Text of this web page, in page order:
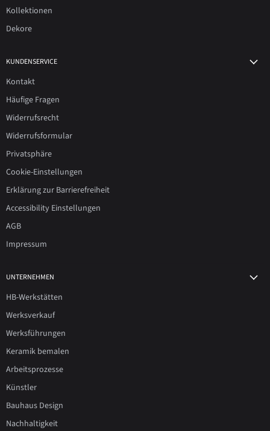
Kollektionen
Dekore
KUNDENSERVICE
Kontakt
Häufige Fragen
Widerrufsrecht
Widerrufsformular
Privatsphäre
Cookie-Einstellungen
Erklärung zur Barrierefreiheit
Accessibility Einstellungen
AGB
Impressum
UNTERNEHMEN
HB-Werkstätten
Werksverkauf
Werksführungen
Keramik bemalen
Arbeitsprozesse
Künstler
Bauhaus Design
Nachhaltigkeit